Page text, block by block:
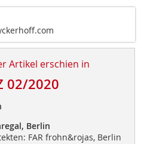
Artikel erschien in
02/2020
Berlin
FAR frohn&rojas, Berlin